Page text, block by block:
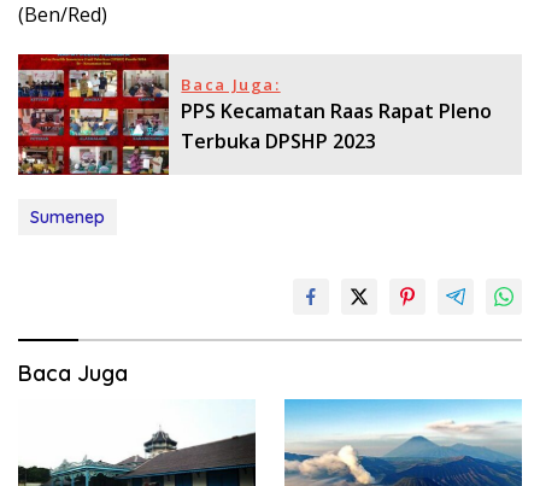
(Ben/Red)
Baca Juga:
PPS Kecamatan Raas Rapat Pleno
Terbuka DPSHP 2023
Sumenep
Baca Juga